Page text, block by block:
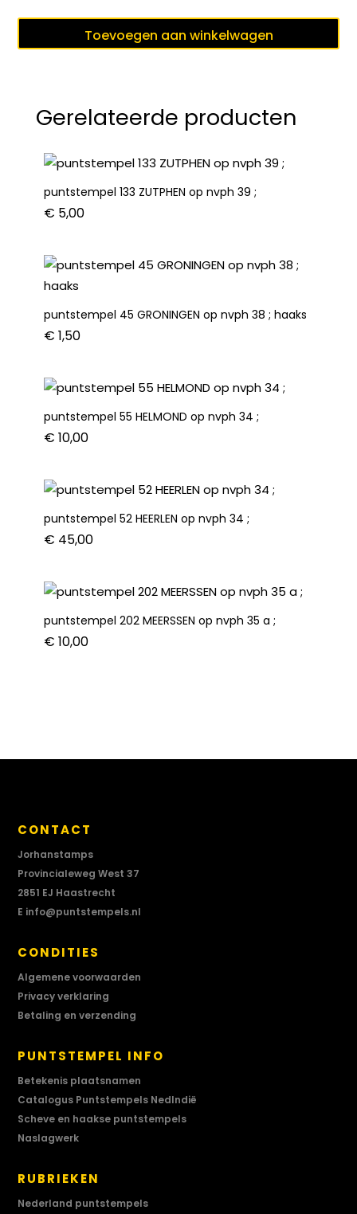
42
haaks
Toevoegen aan winkelwagen
Gerelateerde producten
puntstempel 133 ZUTPHEN op nvph 39 ;
€ 5,00
puntstempel 45 GRONINGEN op nvph 38 ; haaks
€ 1,50
puntstempel 55 HELMOND op nvph 34 ;
€ 10,00
puntstempel 52 HEERLEN op nvph 34 ;
€ 45,00
puntstempel 202 MEERSSEN op nvph 35 a ;
€ 10,00
CONTACT
Jorhanstamps
Provincialeweg West 37
2851 EJ Haastrecht
E info@puntstempels.nl
CONDITIES
Algemene voorwaarden
Privacy verklaring
Betaling en verzending
PUNTSTEMPEL INFO
Betekenis plaatsnamen
Catalogus Puntstempels NedIndië
Scheve en haakse puntstempels
Naslagwerk
RUBRIEKEN
Nederland puntstempels